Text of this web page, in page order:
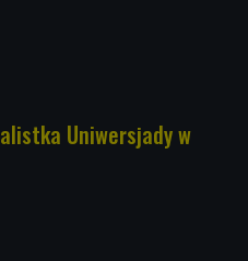
Uniwersjady w